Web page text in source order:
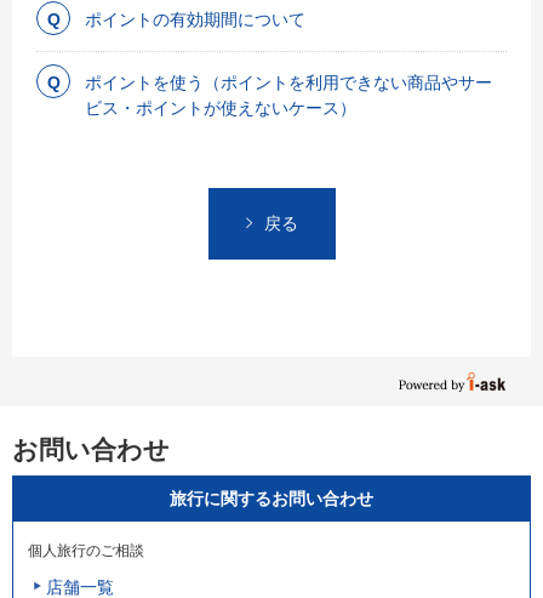
ポイントの有効期間について
ポイントを使う（ポイントを利用できない商品やサー
ビス・ポイントが使えないケース）
戻る
お問い合わせ
旅行に関するお問い合わせ
個人旅行のご相談
店舗一覧